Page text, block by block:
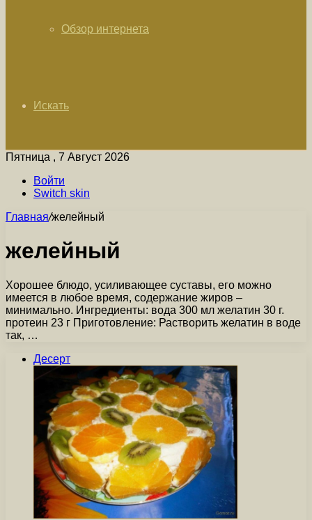
Обзор интернета
Искать
Пятница , 7 Август 2026
Войти
Switch skin
Главная/желейный
желейный
Хорошее блюдо, усиливающее суставы, его можно
имеется в любое время, содержание жиров –
минимально. Ингредиенты: вода 300 мл желатин 30 г.
протеин 23 г Приготовление: Растворить желатин в воде
так, …
Десерт